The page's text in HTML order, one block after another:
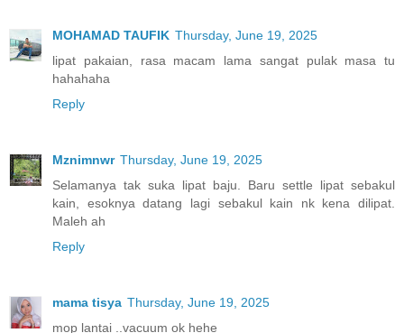
MOHAMAD TAUFIK Thursday, June 19, 2025
lipat pakaian, rasa macam lama sangat pulak masa tu
hahahaha
Reply
Mznimnwr Thursday, June 19, 2025
Selamanya tak suka lipat baju. Baru settle lipat sebakul
kain, esoknya datang lagi sebakul kain nk kena dilipat.
Maleh ah
Reply
mama tisya Thursday, June 19, 2025
mop lantai ..vacuum ok hehe